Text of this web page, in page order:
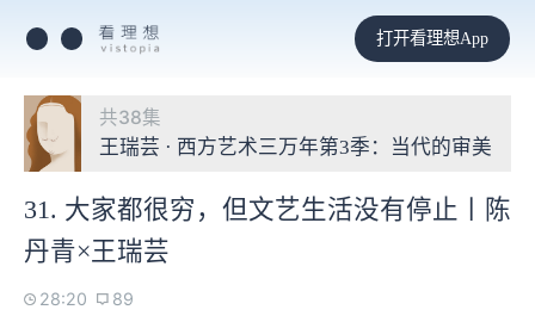
打开看理想App
共38集
王瑞芸 · 西方艺术三万年第3季：当代的审美
31. 大家都很穷，但文艺生活没有停止丨陈
丹青×王瑞芸
28:20 89